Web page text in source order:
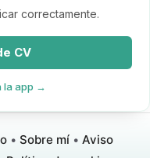
correctamente.
CV
la app →
•Sobre mí •Aviso